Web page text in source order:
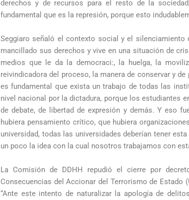
derechos y de recursos para el resto de la
fundamental que es la represión, porque esto
Seggiaro señaló el contexto social y el silenciamiento
mancillado sus derechos y vive en una situación de
medios que le da la democraci:, la huelga, la
reivindicadora del proceso, la manera de conservar y
es fundamental que exista un trabajo de todas las
nivel nacional por la dictadura, porque los estudiantes
de debate, de libertad de expresión y demás. Y eso
hubiera pensamiento crítico, que hubiera
universidad, todas las universidades deberían tener
un poco la idea con la cual nosotros trabajamos con
La Comisión de DDHH repudió el cierre por
Consecuencias del Accionar del Terrorismo de Estado
“Ante este intento de naturalizar la apología de